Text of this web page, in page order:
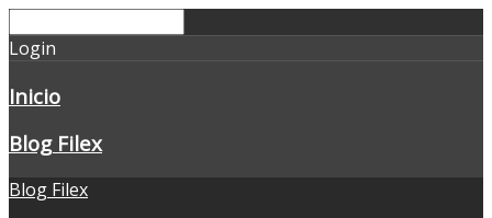
Login
Inicio
Blog Filex
Blog Filex